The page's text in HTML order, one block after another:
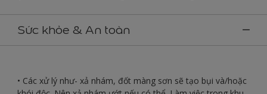
Sức khỏe & An toàn
• Các xử lý như- xả nhám, đốt màng sơn sẽ tạo bụi và/hoặc